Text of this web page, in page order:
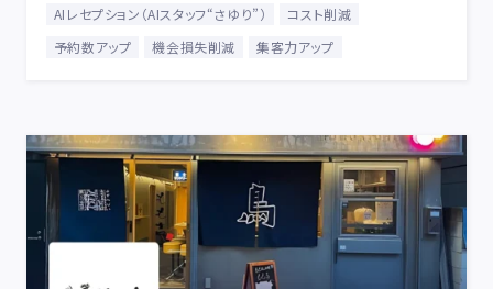
AIレセプション（AIスタッフ“さゆり”）
コスト削減
予約数アップ
機会損失削減 集客力アップ